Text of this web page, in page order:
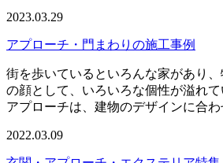
2023.03.29
アプローチ・門まわりの施工事例
街を歩いているといろんな家があり
の顔として、いろいろな個性が溢れて
アプローチは、建物のデザインに合
2022.03.09